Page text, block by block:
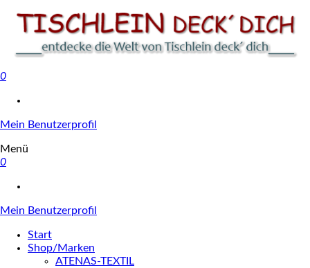
0
Mein Benutzerprofil
Menü
0
Mein Benutzerprofil
Start
Shop/Marken
ATENAS-TEXTIL